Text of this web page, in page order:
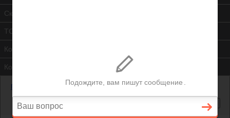
Скачать ЖК РФ
ТСЖ
Контакты
Консультация юриста
Главная Вселение в жилое помещение